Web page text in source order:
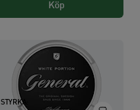
Köp
STYRKA: